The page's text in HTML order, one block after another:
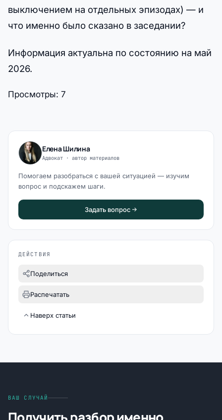
выключением на отдельных эпизодах) — и
что именно было сказано в заседании?
Информация актуальна по состоянию на май
2026.
Просмотры: 7
Елена Шилина
Адвокат · автор материалов
Помогаем разобраться с вашей ситуацией — изучим
вопрос и подскажем шаги.
Задать вопрос
ДЕЙСТВИЯ
Поделиться
Распечатать
Наверх статьи
ВАШ СЛУЧАЙ